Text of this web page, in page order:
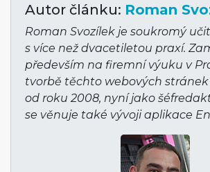
Autor článku: Roman
Roman Svozílek je soukromý
s více než dvacetiletou praxí.
především na firemní výuku v
tvorbě těchto webových
od roku 2008, nyní jako
se věnuje také vývoji aplikace